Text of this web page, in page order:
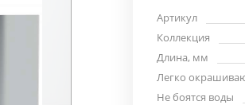
Артикул
Коллекция
Длина, мм
Легко
Не боятся воды